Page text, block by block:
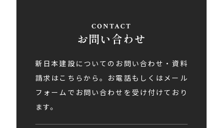
お問い合わせ
新日本建設についてのお問い合わせ・資料
請求はこちらから。お電話もしくはメール
フォームでお問い合わせを受け付けており
ます。